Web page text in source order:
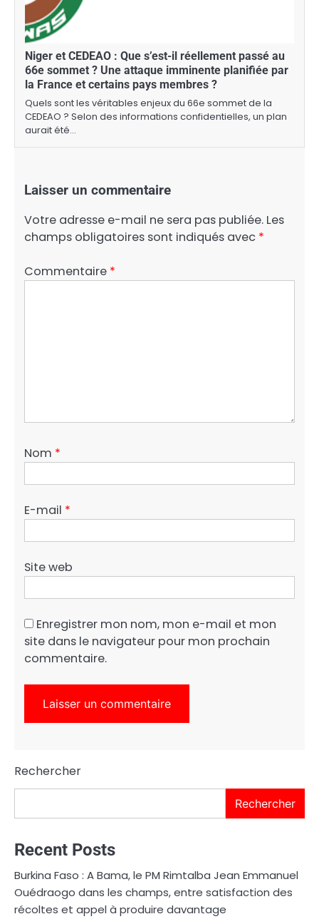
Niger et CEDEAO : Que s’est-il réellement passé au
66e sommet ? Une attaque imminente planifiée par
la France et certains pays membres ?
Quels sont les véritables enjeux du 66e sommet de la
CEDEAO ? Selon des informations confidentielles, un plan
aurait été…
Laisser un commentaire
Votre adresse e-mail ne sera pas publiée. Les
champs obligatoires sont indiqués avec *
Commentaire *
Nom *
E-mail *
Site web
Enregistrer mon nom, mon e-mail et mon
site dans le navigateur pour mon prochain
commentaire.
Rechercher
Rechercher
Recent Posts
Burkina Faso : A Bama, le PM Rimtalba Jean Emmanuel
Ouédraogo dans les champs, entre satisfaction des
récoltes et appel à produire davantage